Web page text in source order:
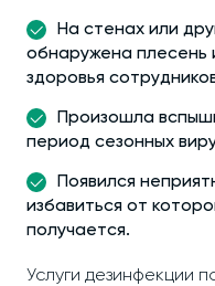
На стенах или
обнаружена плесень
здоровья
Произошла
период сезонных
Появился
избавиться от
получается.
Услуги дезинфекции